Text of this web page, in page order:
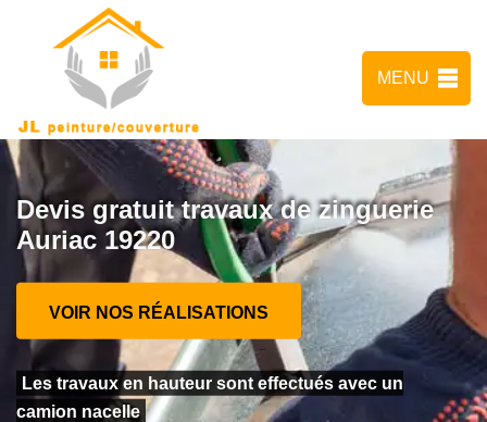
MENU
Devis gratuit travaux de zinguerie
Auriac 19220
VOIR NOS RÉALISATIONS
Les travaux en hauteur sont effectués avec un
camion nacelle